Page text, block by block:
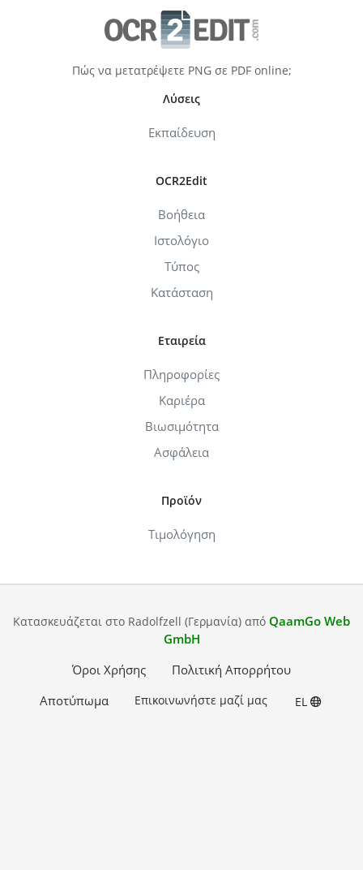
Πώς να μετατρέψετε PNG σε PDF online;
Λύσεις
Εκπαίδευση
OCR2Edit
Βοήθεια
Ιστολόγιο
Τύπος
Κατάσταση
Εταιρεία
Πληροφορίες
Καριέρα
Βιωσιμότητα
Ασφάλεια
Προϊόν
Τιμολόγηση
Κατασκευάζεται στο Radolfzell (Γερμανία) από QaamGo Web
GmbH
Όροι Χρήσης
Πολιτική Απορρήτου
Αποτύπωμα
Επικοινωνήστε μαζί μας EL